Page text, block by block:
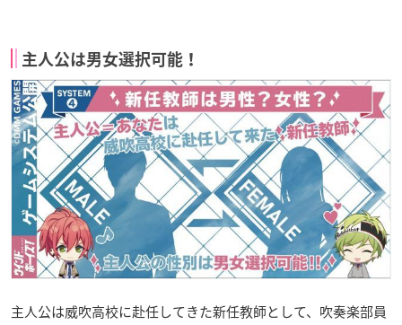
主人公は男女選択可能！
主人公は威吹高校に赴任してきた新任教師として、吹奏楽部員